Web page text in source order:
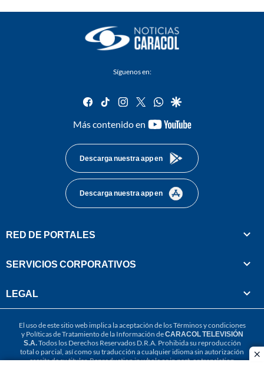
Síguenos en:
facebook
tiktok instagram
twitterwhatsapp
google
Más contenido en
youtube-
Descarga nuestra app en
Descarga nuestra app en
RED DE PORTALES
SERVICIOS CORPORATIVOS
LEGAL
El uso de este sitio web implica la aceptación de losTérminos y condiciones
y Políticas de Tratamiento de la Información deCARACOL TELEVISIÓN
S.A.Todos los Derechos Reservados D.R.A. Prohibida su reproducción
total o parcial, así como su traducción a cualquier idioma sin autorización
escrita de su titular. Reproduction in whole or in part, or translation